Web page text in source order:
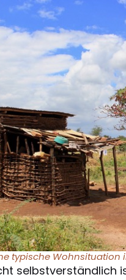
typische Wohnsituation